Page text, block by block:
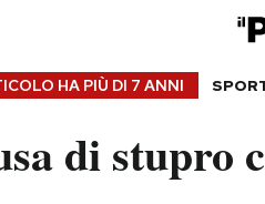
HA PIÙ DI 7 ANNI
di stupro